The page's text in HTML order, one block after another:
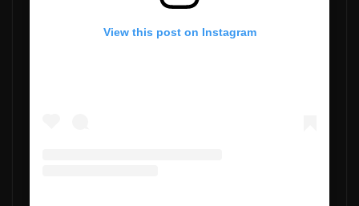
View this post on Instagram